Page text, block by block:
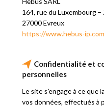
164, rue du Luxembourg
27000 Evreux
https://www.hebus-
Confidentialité et
personnelles
Le site s’engage à ce
vos données, effectués à